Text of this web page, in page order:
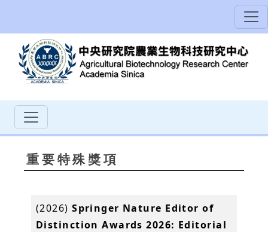
重要特殊獎項
(2026)Springer Nature Editor of
Distinction Awards 2026: Editorial